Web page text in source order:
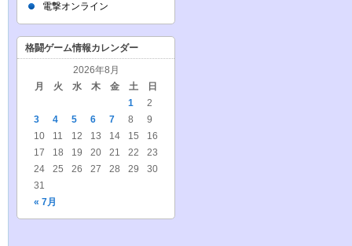
電撃オンライン
格闘ゲーム情報カレンダー
2026年8月
月
火 水 木 金 土 日
« 7月
1
2
3
4 5 6 7 8
9
10
11 12 13 14 15
16
17
18 19 20 21 22
23
24
25 26 27 28 29
30
31